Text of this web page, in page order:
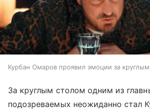
Курбан Омаров проявил эмоции за
За круглым столом одним из
подозреваемых неожиданно стал